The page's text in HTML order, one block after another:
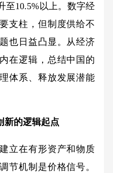
至10.5%以上。数字经
支柱，但制度供给不
也日益凸显。从经济
在逻辑，总结中国的
体系、释放发展潜能
的逻辑起点
在有形资产和物质
节机制是价格信号。